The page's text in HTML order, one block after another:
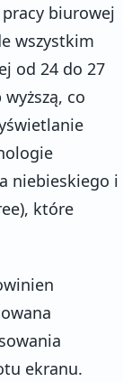
biurowej
wszystkim
od 24 do 27
co
niebieskiego i
które
ekranu.